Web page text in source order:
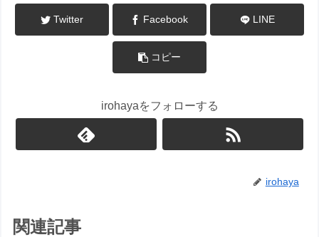
Twitter Facebook LINE
コピー
irohayaをフォローする
irohaya
関連記事